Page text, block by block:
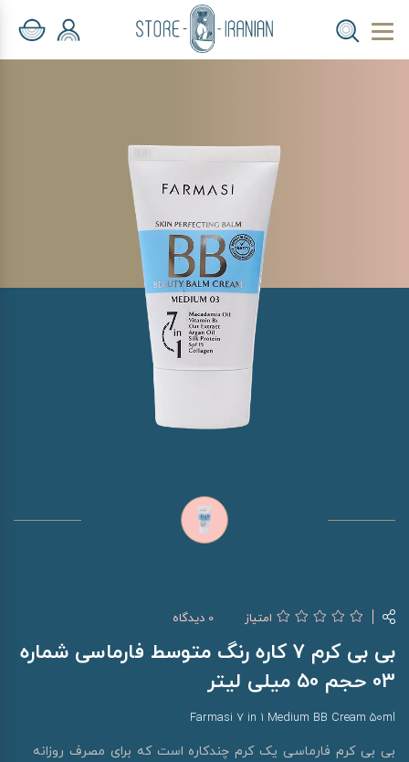
امتیاز 0 دیدگاه
بی بی کرم 7 کاره رنگ متوسط فارماسی شماره
03 حجم 50 میلی لیتر
Farmasi 7 in 1 Medium BB Cream 50ml
بی بی کرم فارماسی یک کرم چندکاره است که برای مصرف روزانه